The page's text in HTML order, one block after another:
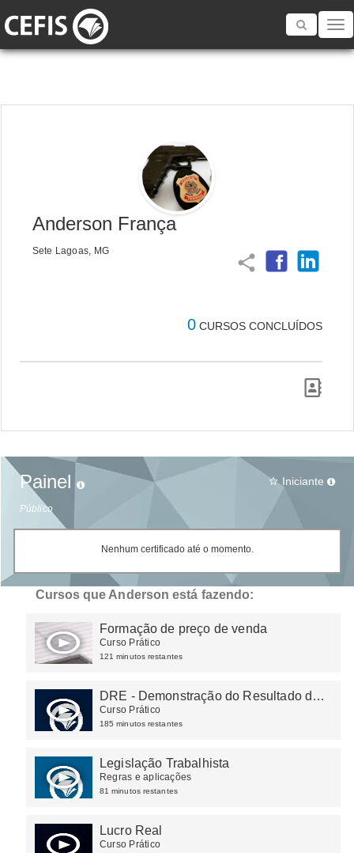
Toggle
Anderson França
Sete Lagoas, MG
share
0 CURSOS CONCLUÍDOS
Painel
Público
star_border Iniciante
Nenhum certificado até o momento.
Cursos que Anderson está fazendo:
Formação de preço de venda
Curso Prático
121 minutos restantes
DRE - Demonstração do Resultado do
Exercício
Curso Prático
185 minutos restantes
Legislação Trabalhista
Regras e aplicações
81 minutos restantes
Lucro Real
Curso Prático